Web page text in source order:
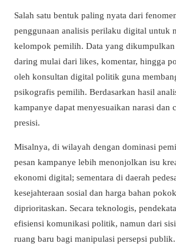
Salah satu bentuk paling nyata dari
penggunaan analisis perilaku digital untuk
kelompok pemilih. Data yang
daring mulai dari likes, komentar, hingga
oleh konsultan digital politik guna
psikografis pemilih. Berdasarkan hasil
kampanye dapat menyesuaikan narasi dan
presisi.
Misalnya, di wilayah dengan dominasi
pesan kampanye lebih menonjolkan isu
ekonomi digital; sementara di daerah
kesejahteraan sosial dan harga bahan
diprioritaskan. Secara teknologis,
efisiensi komunikasi politik, namun dari
ruang baru bagi manipulasi persepsi publik.